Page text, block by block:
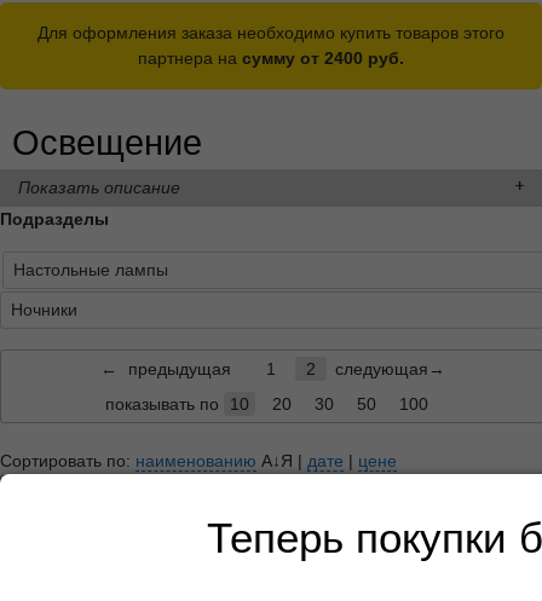
Теперь покупки
Для оформления заказа необходимо купить товаров этого
партнера на сумму от 2400 руб.
Освещение
Показать описание
Подразделы
Настольные лампы
Ночники
← предыдущая 1 2
следующая→
показывать по
10 20 30 50 100
Сортировать по: наименованию А↓Я | дате | цене
Один квадрат на фоне товара равен 10 см